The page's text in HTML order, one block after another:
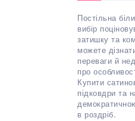
Постільна
вибір
затишку та
можете
переваги й
про
Купити
підковдри та
в роздріб.